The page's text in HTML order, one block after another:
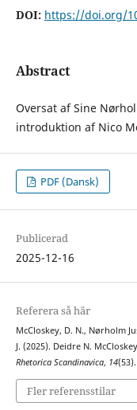
DOI: https://doi.org/
Abstract
Oversat af Sine
introduktion af Nico
PDF (Dansk)
Publicerad
2025-12-16
Referera så här
McCloskey, D. N., Nørholm
J. (2025). Deidre N.
Rhetorica Scandinavica, 14
Fler referensstilar